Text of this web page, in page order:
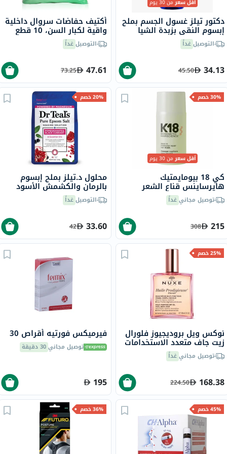
أقل سعرمن 30 يوم
دكتور تيلز غسول الجسم بملح
إبسوم النقي بزبدة الشيا
وزيت اللوز 710 مل
التوصيلغداً
34.13
45.50
أكتيف حفاضات سروال داخلية
واقية لكبار السن، 10 قطع
التوصيلغداً
47.61
73.25
30% خصم
أقل سعرمن 30 يوم
كي 18 بيومايمتيك
هايرساينس قناع الشعر
لإصلاح الشعر الجزيئي بدون
شطف 50 مل
توصيل مجانيغداً
215
308
20% خصم
محلول د.تيلز بملح إبسوم
بالرمان والكشمش الأسود
للاسترخاء والعناية بالبشرة،
1.36 كغالتوصيلغداً
33.60
42
25% خصم
نوكس ويل بروديجيوز فلورال
زيت جاف متعدد الاستخدامات
100 ملتوصيل مجانيغداً
168.38
224.50
فيرميكس فورتيه أقراص 30
توصيل مجاني30 دقيقة
195
45% خصم 36% خصم